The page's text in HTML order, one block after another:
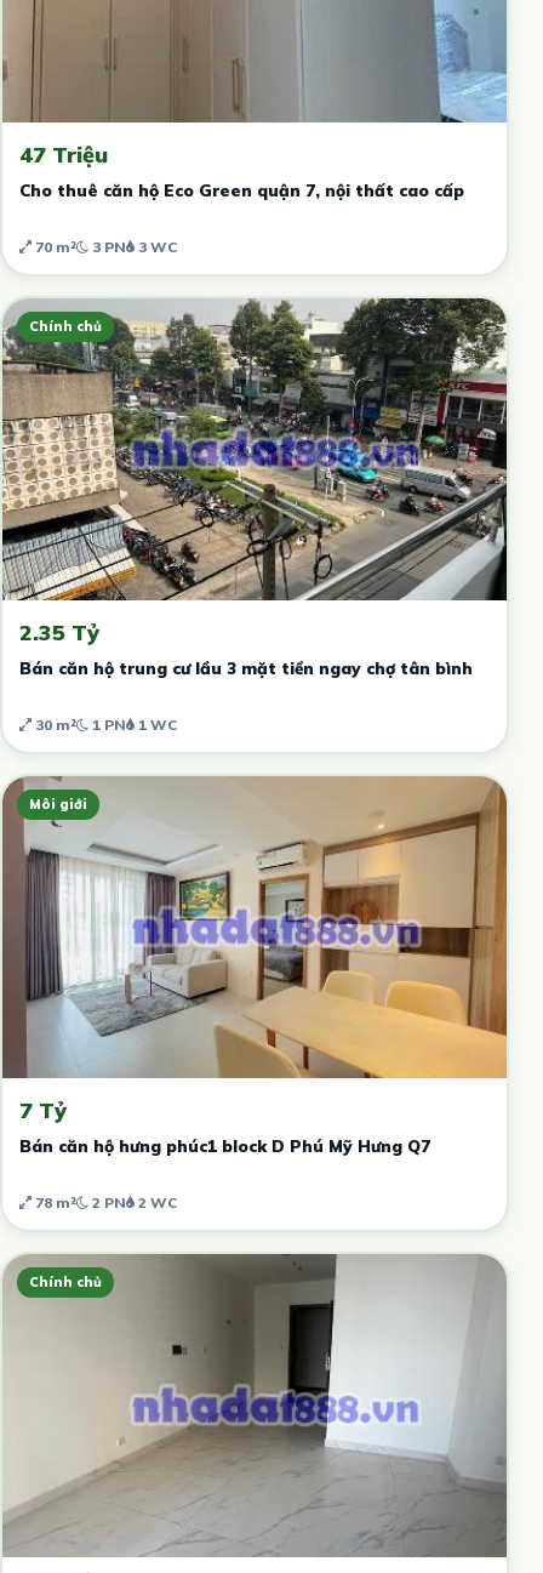
47 Triệu
Cho thuê căn hộ Eco Green quận 7, nội thất cao cấp
70 m² 3 PN 3 WC
Chính chủ
2.35 Tỷ
Bán căn hộ trung cư lầu 3 mặt tiền ngay chợ tân bình
30 m² 1 PN 1 WC
Môi giới
7 Tỷ
Bán căn hộ hưng phúc1 block D Phú Mỹ Hưng Q7
78 m² 2 PN 2 WC
Chính chủ